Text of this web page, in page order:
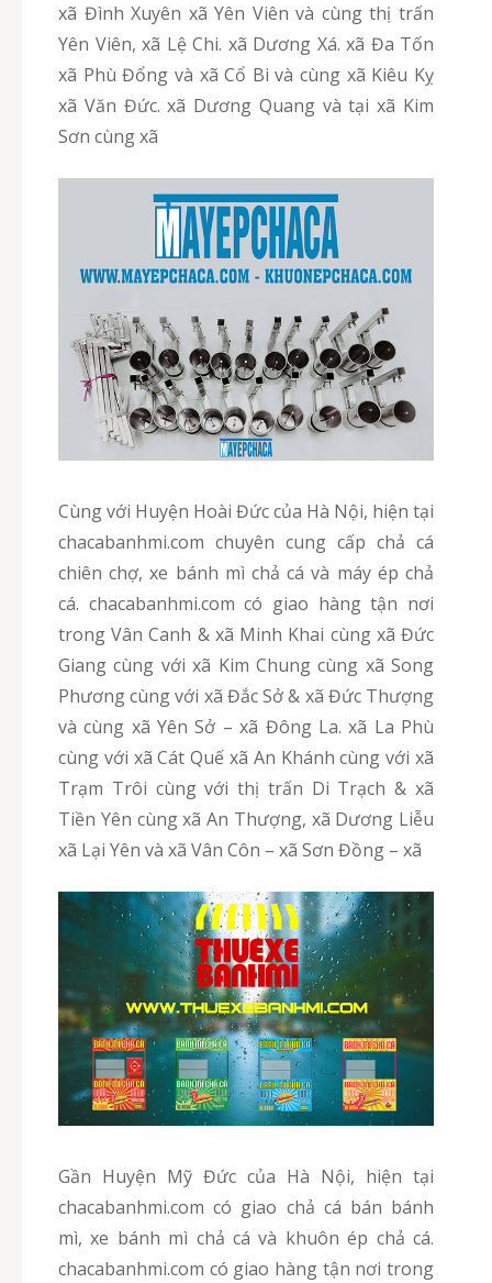
xã Đình Xuyên xã Yên Viên và cùng thị trấn
Yên Viên, xã Lệ Chi. xã Dương Xá. xã Đa Tốn
xã Phù Đổng và xã Cổ Bi và cùng xã Kiêu Kỵ
xã Văn Đức. xã Dương Quang và tại xã Kim
Sơn cùng xã
Cùng với Huyện Hoài Đức của Hà Nội, hiện tại
chacabanhmi.com chuyên cung cấp chả cá
chiên chợ, xe bánh mì chả cá và máy ép chả
cá. chacabanhmi.com có giao hàng tận nơi
trong Vân Canh & xã Minh Khai cùng xã Đức
Giang cùng với xã Kim Chung cùng xã Song
Phương cùng với xã Đắc Sở & xã Đức Thượng
và cùng xã Yên Sở – xã Đông La. xã La Phù
cùng với xã Cát Quế xã An Khánh cùng với xã
Trạm Trôi cùng với thị trấn Di Trạch & xã
Tiền Yên cùng xã An Thượng, xã Dương Liễu
xã Lại Yên và xã Vân Côn – xã Sơn Đồng – xã
Gần Huyện Mỹ Đức của Hà Nội, hiện tại
chacabanhmi.com có giao chả cá bán bánh
mì, xe bánh mì chả cá và khuôn ép chả cá.
chacabanhmi.com có giao hàng tận nơi trong